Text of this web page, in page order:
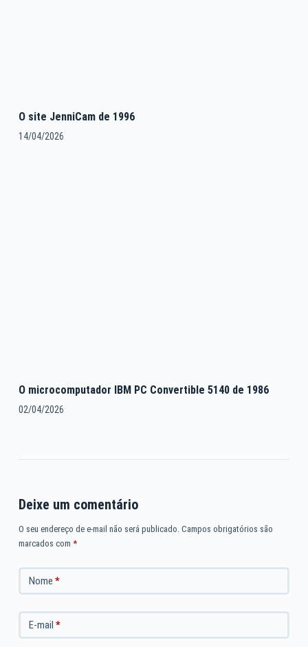
O site JenniCam de 1996
14/04/2026
O microcomputador IBM PC Convertible 5140 de 1986
02/04/2026
Deixe um comentário
O seu endereço de e-mail não será publicado. Campos obrigatórios são
marcados com *
Nome *
E-mail *